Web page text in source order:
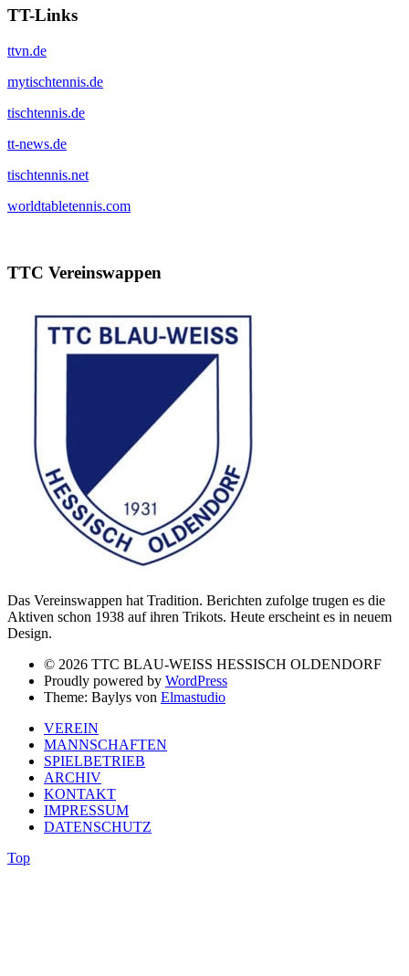
TT-Links
ttvn.de
mytischtennis.de
tischtennis.de
tt-news.de
tischtennis.net
worldtabletennis.com
TTC Vereinswappen
Das Vereinswappen hat Tradition. Berichten zufolge trugen es die
Aktiven schon 1938 auf ihren Trikots. Heute erscheint es in neuem
Design.
© 2026 TTC BLAU-WEISS HESSISCH OLDENDORF
Proudly powered by WordPress
Theme: Baylys von Elmastudio
VEREIN
MANNSCHAFTEN
SPIELBETRIEB
ARCHIV
KONTAKT
IMPRESSUM
DATENSCHUTZ
Top